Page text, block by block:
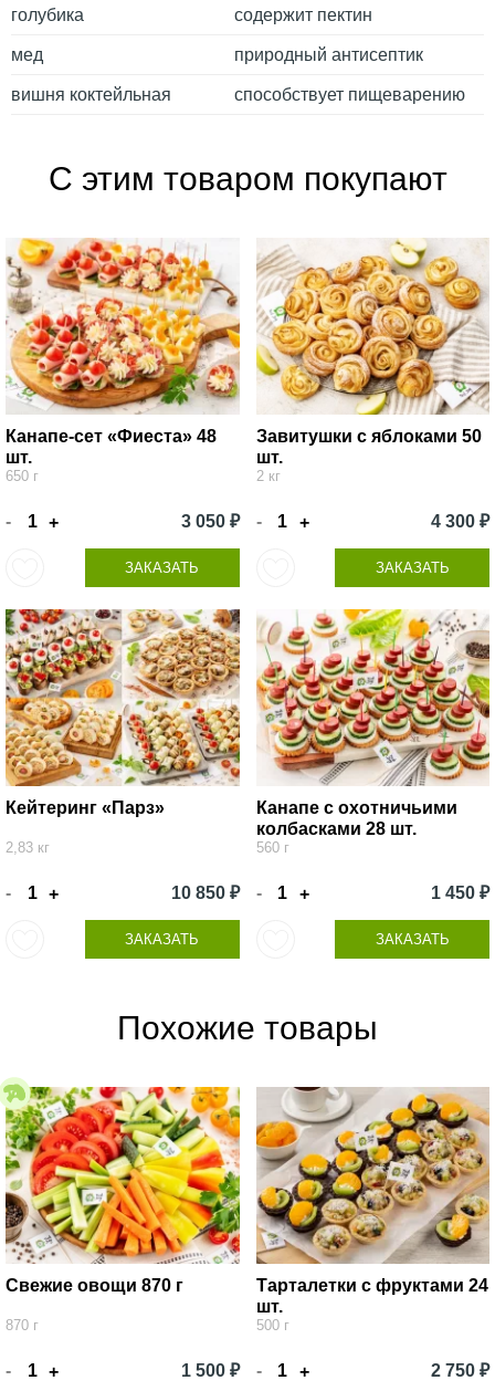
голубика содержит пектин
мед природный антисептик
вишня коктейльная способствует пищеварению
С этим товаром покупают
Канапе-сет «Фиеста» 48
шт.
650 г
- + 3 050 ₽
ЗАКАЗАТЬ
Завитушки с яблоками 50
шт.
2 кг
- + 4 300 ₽
ЗАКАЗАТЬ
Кейтеринг «Парз»
2,83 кг
- + 10 850 ₽
ЗАКАЗАТЬ
Канапе с охотничьими
колбасками 28 шт.
560 г
- + 1 450 ₽
ЗАКАЗАТЬ
Похожие товары
Свежие овощи 870 г
870 г
- + 1 500 ₽
Тарталетки с фруктами 24
шт.
500 г
- + 2 750 ₽